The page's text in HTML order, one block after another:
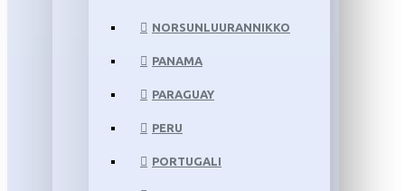
NORSUNLUURANNIKKO
PANAMA
PARAGUAY
PERU
PORTUGALI